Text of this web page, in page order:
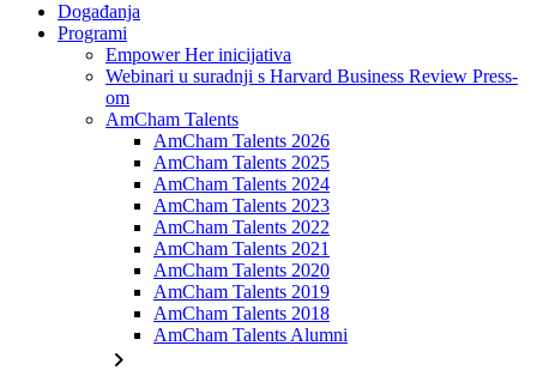
Događanja
Programi
Empower Her inicijativa
Webinari u suradnji s Harvard Business Review Press-
om
AmCham Talents
AmCham Talents 2026
AmCham Talents 2025
AmCham Talents 2024
AmCham Talents 2023
AmCham Talents 2022
AmCham Talents 2021
AmCham Talents 2020
AmCham Talents 2019
AmCham Talents 2018
AmCham Talents Alumni
chevron_right